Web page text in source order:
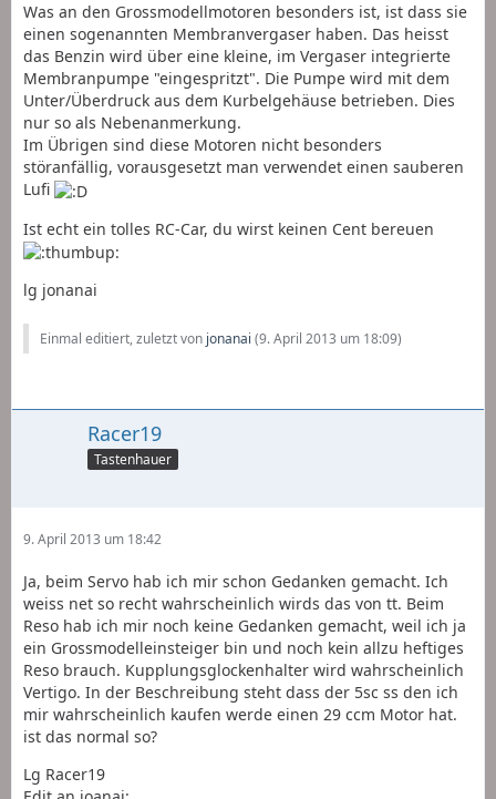
Was an den Grossmodellmotoren besonders ist, ist dass sie
einen sogenannten Membranvergaser haben. Das heisst
das Benzin wird über eine kleine, im Vergaser integrierte
Membranpumpe "eingespritzt". Die Pumpe wird mit dem
Unter/Überdruck aus dem Kurbelgehäuse betrieben. Dies
nur so als Nebenanmerkung.
Im Übrigen sind diese Motoren nicht besonders
störanfällig, vorausgesetzt man verwendet einen sauberen
Lufi
Ist echt ein tolles RC-Car, du wirst keinen Cent bereuen
lg jonanai
Einmal editiert, zuletzt von jonanai (9. April 2013 um 18:09)
Racer19
Tastenhauer
9. April 2013 um 18:42
Ja, beim Servo hab ich mir schon Gedanken gemacht. Ich
weiss net so recht wahrscheinlich wirds das von tt. Beim
Reso hab ich mir noch keine Gedanken gemacht, weil ich ja
ein Grossmodelleinsteiger bin und noch kein allzu heftiges
Reso brauch. Kupplungsglockenhalter wird wahrscheinlich
Vertigo. In der Beschreibung steht dass der 5sc ss den ich
mir wahrscheinlich kaufen werde einen 29 ccm Motor hat.
ist das normal so?
Lg Racer19